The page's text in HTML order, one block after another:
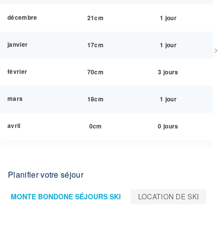
décembre 21cm 1 jour
janvier 17cm 1 jour
février 70cm 3 jours
mars 18cm 1 jour
avril 0cm 0 jours
Planifier votre séjour
MONTE BONDONE SÉJOURS SKI LOCATION DE SKI